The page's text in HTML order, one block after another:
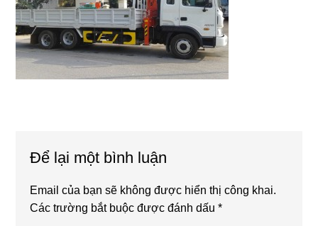
Interactions
Để lại một bình luận
Email của bạn sẽ không được hiển thị công khai.
Các trường bắt buộc được đánh dấu*